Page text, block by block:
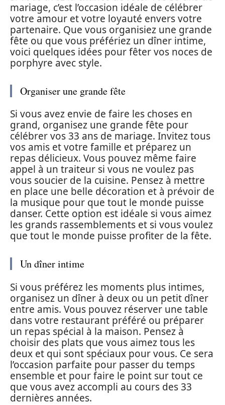
mariage, c’est l’occasion idéale de célébrer
votre amour et votre loyauté envers votre
partenaire. Que vous organisiez une grande
fête ou que vous préfériez un dîner intime,
voici quelques idées pour fêter vos noces de
porphyre avec style.
Organiser une grande fête
Si vous avez envie de faire les choses en
grand, organisez une grande fête pour
célébrer vos 33 ans de mariage. Invitez tous
vos amis et votre famille et préparez un
repas délicieux. Vous pouvez même faire
appel à un traiteur si vous ne voulez pas
vous soucier de la cuisine. Pensez à mettre
en place une belle décoration et à prévoir de
la musique pour que tout le monde puisse
danser. Cette option est idéale si vous aimez
les grands rassemblements et si vous voulez
que tout le monde puisse profiter de la fête.
Un dîner intime
Si vous préférez les moments plus intimes,
organisez un dîner à deux ou un petit dîner
entre amis. Vous pouvez réserver une table
dans votre restaurant préféré ou préparer
un repas spécial à la maison. Pensez à
choisir des plats que vous aimez tous les
deux et qui sont spéciaux pour vous. Ce sera
l’occasion parfaite pour passer du temps
ensemble et pour faire le point sur tout ce
que vous avez accompli au cours des 33
dernières années.